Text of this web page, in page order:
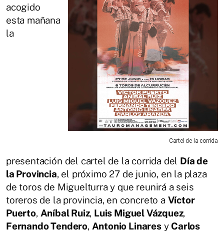
Cartel de la corrida
acogido
esta mañana
la
presentación del cartel de la corrida del Día de
la Provincia, el próximo 27 de junio, en la plaza
de toros de Miguelturra y que reunirá a seis
toreros de la provincia, en concreto a Víctor
Puerto, Aníbal Ruiz, Luis Miguel Vázquez,
Fernando Tendero, Antonio Linaresy Carlos